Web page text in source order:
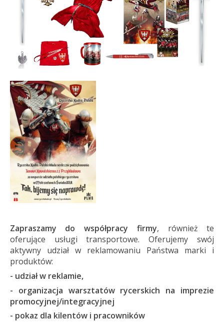
Zapraszamy do współpracy firmy, również te
oferujące usługi transportowe. Oferujemy swój
aktywny udział w reklamowaniu Państwa marki i
produktów:
- udział w reklamie,
- organizacja warsztatów rycerskich na imprezie
promocyjnej/integracyjnej
- pokaz dla kilentów i pracowników